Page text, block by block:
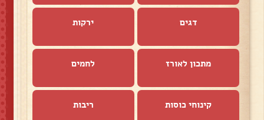
דגים ירקות
מתכון לאורז לחמים
קינוחי כוסות ריבות